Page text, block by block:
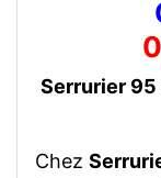
Serrurier 95
Chez